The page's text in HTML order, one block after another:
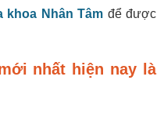
khoa Nhân Tâm để được
nhất hiện nay là